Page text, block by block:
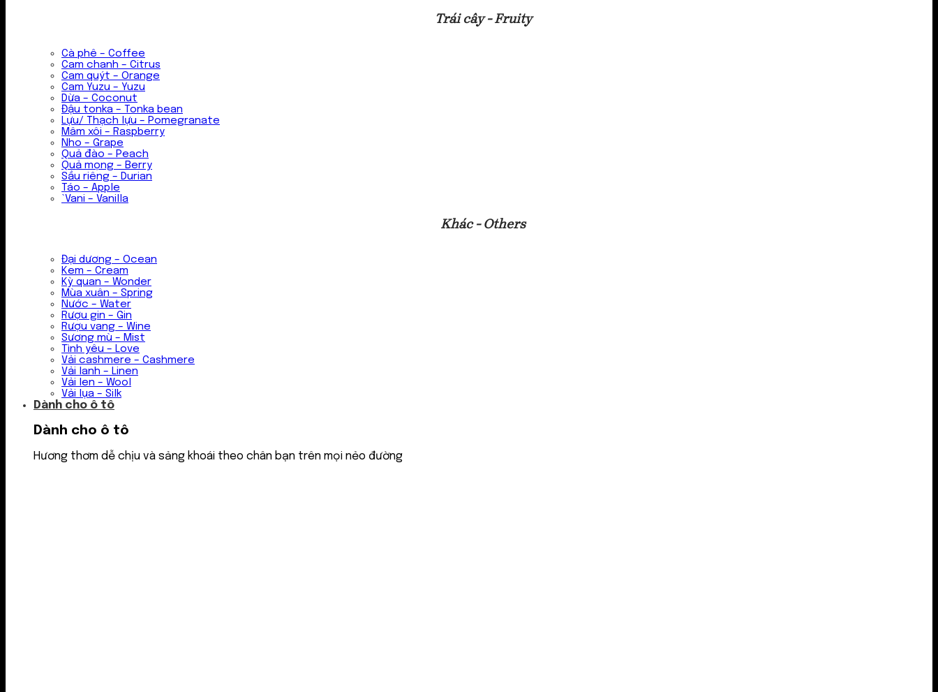
Trái cây - Fruity
Cà phê – Coffee
Cam chanh – Citrus
Cam quýt – Orange
Cam Yuzu – Yuzu
Dừa – Coconut
Đậu tonka – Tonka bean
Lựu/ Thạch lựu – Pomegranate
Mâm xôi – Raspberry
Nho – Grape
Quả đào – Peach
Quả mọng – Berry
Sầu riêng – Durian
Táo – Apple
`Vani – Vanilla
Khác - Others
Đại dương – Ocean
Kem – Cream
Kỳ quan – Wonder
Mùa xuân – Spring
Nước – Water
Rượu gin – Gin
Rượu vang – Wine
Sương mù – Mist
Tình yêu – Love
Vải cashmere – Cashmere
Vải lanh – Linen
Vải len – Wool
Vải lụa – Silk
Dành cho ô tô
Dành cho ô tô
Hương thơm dễ chịu và sảng khoái theo chân bạn trên mọi nẻo đường